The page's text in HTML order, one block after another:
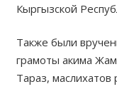
Кыргызской
Также были
грамоты акима
Тараз, маслихатов